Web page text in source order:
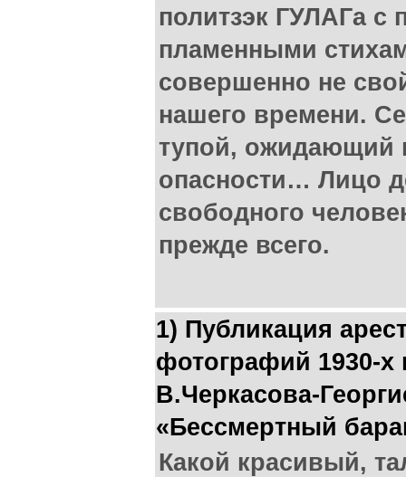
политзэк ГУЛАГа
пламенными
совершенно не
нашего времени.
тупой, ожидающий
опасности… Лицо
свободного
прежде всего.
1) Публикация
фотографий 1930-х
В.Черкасова-
«Бессмертный
Какой красивый,